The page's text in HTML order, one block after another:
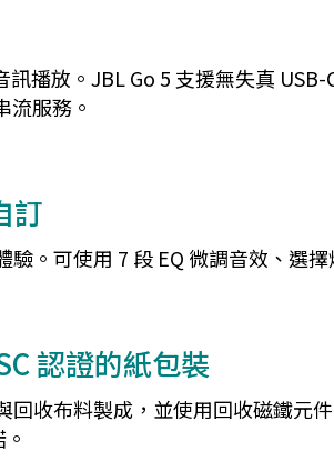
播放。JBL Go 5 支援無失真
服務。
訂
。可使用 7 段 EQ 微調音效、選
認證的紙包裝
回收布料製成，並使用回收磁鐵元